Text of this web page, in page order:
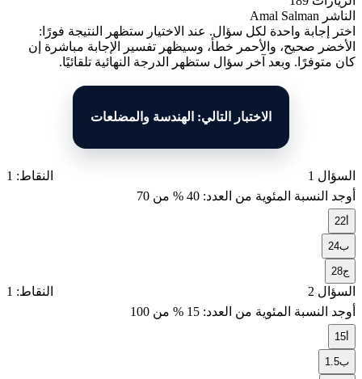
الناشر Amal Salman
اختر إجابة واحدة لكل سؤال. عند الاختيار ستظهر النتيجة فورًا:
الأخضر صحيح، والأحمر خطأ، وسيظهر تفسير الإجابة مباشرة إن
كان متوفرًا. وبعد آخر سؤال ستظهر الدرجة النهائية تلقائيًا.
الاختبار التالي: الهندسة والمضلعات
السؤال 1
النقاط: 1
أوجد النسبة المئوية من العدد: 40% من 70
22
ب24
ج28
السؤال 2
النقاط: 1
أوجد النسبة المئوية من العدد: 15 % من 100
15
ب1.5